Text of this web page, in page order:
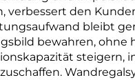
verbessert den
bleibt
bewahren, ohne
steigern,